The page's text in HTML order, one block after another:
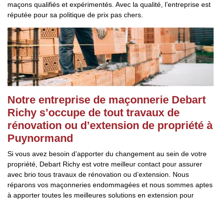
maçons qualifiés et expérimentés. Avec la qualité, l’entreprise est
réputée pour sa politique de prix pas chers.
Notre entreprise de maçonnerie Debart
Richy s’occupe de tout travaux de
rénovation ou d’extension de propriété à
Puynormand
Si vous avez besoin d’apporter du changement au sein de votre
propriété, Debart Richy est votre meilleur contact pour assurer
avec brio tous travaux de rénovation ou d’extension. Nous
réparons vos maçonneries endommagées et nous sommes aptes
à apporter toutes les meilleures solutions en extension pour